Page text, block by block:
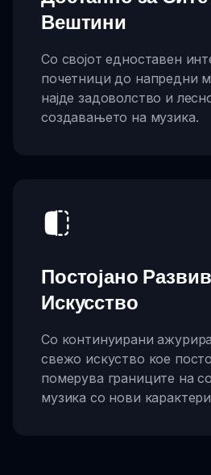
Вештини
Со својот едноставен
почетници до напредни
најде задоволство и
создавањето на музика.
Постојано
Искусство
Со континуирани
свежо искуство кое
померува границите на
музика со нови